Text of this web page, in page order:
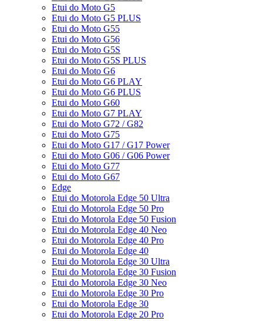
Etui do Moto G5
Etui do Moto G5 PLUS
Etui do Moto G55
Etui do Moto G56
Etui do Moto G5S
Etui do Moto G5S PLUS
Etui do Moto G6
Etui do Moto G6 PLAY
Etui do Moto G6 PLUS
Etui do Moto G60
Etui do Moto G7 PLAY
Etui do Moto G72 / G82
Etui do Moto G75
Etui do Moto G17 / G17 Power
Etui do Moto G06 / G06 Power
Etui do Moto G77
Etui do Moto G67
Edge
Etui do Motorola Edge 50 Ultra
Etui do Motorola Edge 50 Pro
Etui do Motorola Edge 50 Fusion
Etui do Motorola Edge 40 Neo
Etui do Motorola Edge 40 Pro
Etui do Motorola Edge 40
Etui do Motorola Edge 30 Ultra
Etui do Motorola Edge 30 Fusion
Etui do Motorola Edge 30 Neo
Etui do Motorola Edge 30 Pro
Etui do Motorola Edge 30
Etui do Motorola Edge 20 Pro